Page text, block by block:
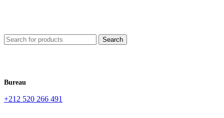
Search
Bureau
+212 520 266 491